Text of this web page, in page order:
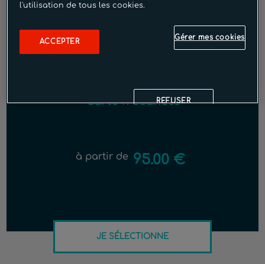
Carte 11 Séances
à partir de 95.00 €
JE SÉLECTIONNE
l'utilisation de tous les cookies.
Gérer mes cookies
REFUSER
ACCEPTER